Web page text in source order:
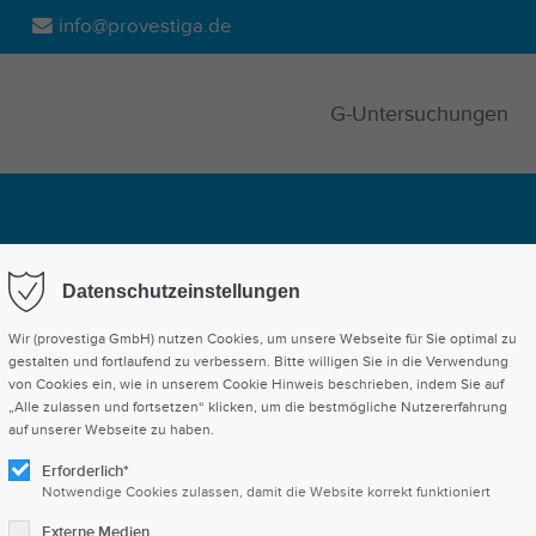
info@provestiga.de
G-Untersuchungen
Hamburg
für Arbeitsmedizin bietet Dienstleistungen
und Prävention am Arbeitsplatz an.
Datenschutzeinstellungen
Wir (provestiga GmbH) nutzen Cookies, um unsere Webseite für Sie optimal zu
gestalten und fortlaufend zu verbessern. Bitte willigen Sie in die Verwendung
von Cookies ein, wie in unserem Cookie Hinweis beschrieben, indem Sie auf
„Alle zulassen und fortsetzen“ klicken, um die bestmögliche Nutzererfahrung
auf unserer Webseite zu haben.
Erforderlich*
Notwendige Cookies zulassen, damit die Website korrekt funktioniert
Externe Medien